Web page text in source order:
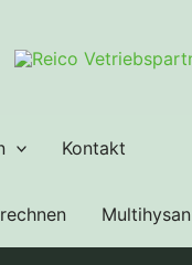
Kontakt
Multihysan